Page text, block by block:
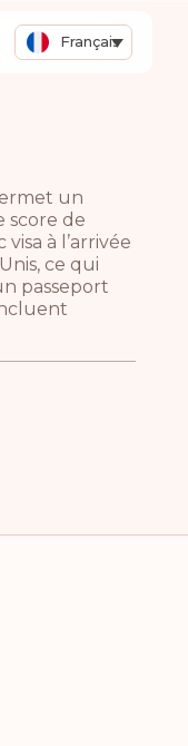
Français
un
score de
à l’arrivée
ce qui
passeport